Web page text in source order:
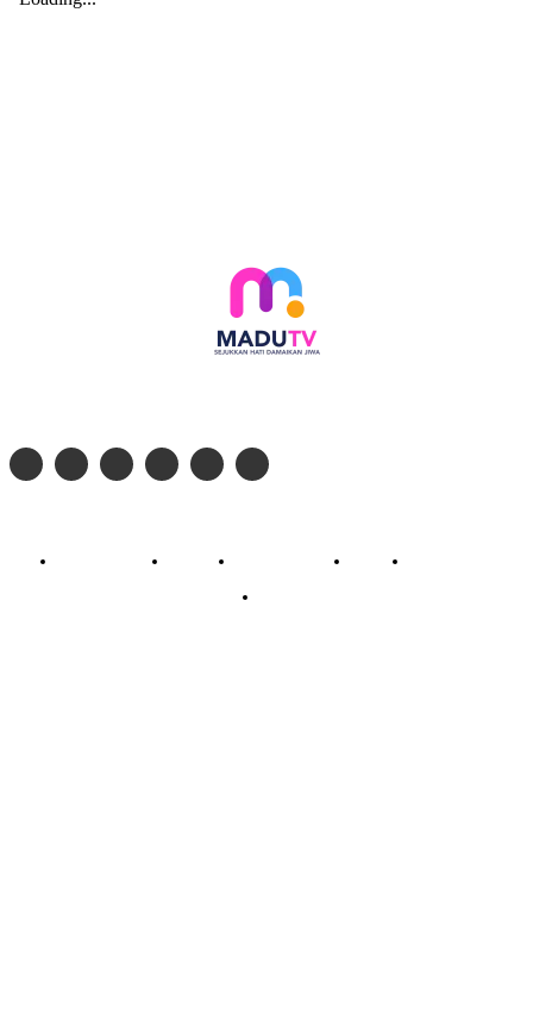
Profil Madu TV Redaksi Pedoman Siber Kontak